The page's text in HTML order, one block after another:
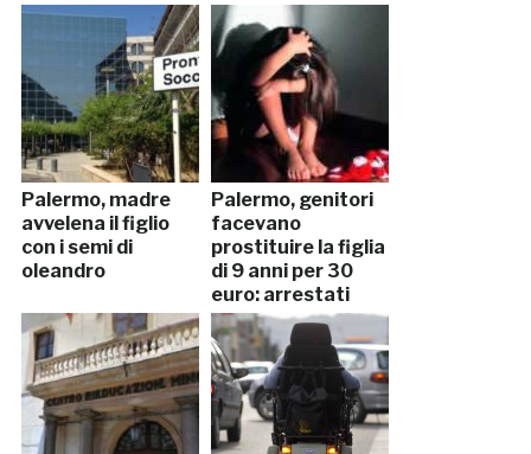
Palermo, madre
avvelena il figlio
con i semi di
oleandro
Palermo, genitori
facevano
prostituire la figlia
di 9 anni per 30
euro: arrestati
insieme a due
clienti